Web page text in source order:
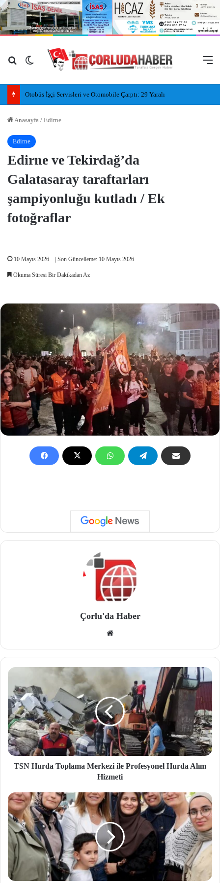
Arama yap ...
Dış görünümü değiştir
Otobüs İşçi Servisleri ve Otomobile Çarptı: 29 Yaralı
Anasayfa / Edirne
Edirne
Edirne ve Tekirdağ’da
Galatasaray taraftarları
şampiyonluğu kutladı / Ek
fotoğraflar
10 Mayıs 2026 | Son Güncelleme: 10 Mayıs 2026
Okuma Süresi Bir Dakikadan Az
Çorlu'da Haber
site
si
TSN Hurda Toplama Merkezi ile Profesyonel Hurda Alım
Hizmeti